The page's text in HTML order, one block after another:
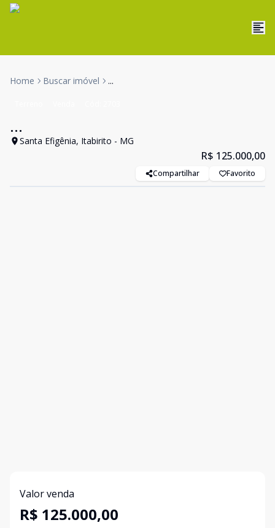
Home Buscar imóvel ...
...
Santa Efigênia, Itabirito - MG
R$ 125.000,00
Compartilhar Favorito
Valor venda
R$ 125.000,00